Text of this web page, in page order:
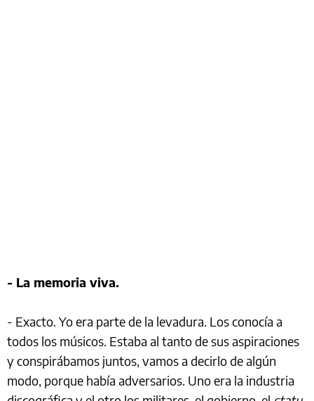
- La memoria viva.
- Exacto. Yo era parte de la levadura. Los conocía a
todos los músicos. Estaba al tanto de sus aspiraciones
y conspirábamos juntos, vamos a decirlo de algún
modo, porque había adversarios. Uno era la industria